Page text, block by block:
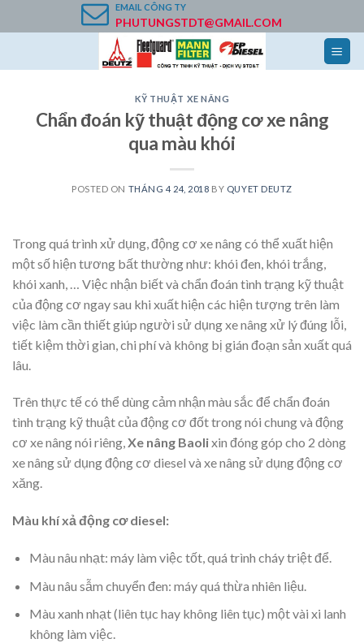
to
EMAIL CÔNG TY
PHUTUNGSTDT@GMAIL.COM
KỸ THUẬT XE NÂNG
Chẩn đoán kỹ thuật động cơ xe nâng
qua màu khói
POSTED ON THÁNG 4 24, 2018 BY QUYET DEUTZ
Trong quá trình xử dụng, động cơ xe nâng có thể xuất hiện
một số hiện tương bất thường như: khói đen, khói trắng,
khói xanh, … Việc nhận biết và chẩn đoán tình trạng kỹ thuật
của động cơ ngay sau khi xuất hiện các hiện tượng trên làm
việc làm cần thiết giúp người sử dụng xe nâng xử lý đúng lỗi,
tiết kiệm thời gian, chi phí và không bị gián đoạn sản xuất quá
lâu.
Trên thực tế có thể dùng cảm nhận màu sắc để chẩn đoán
tình trạng kỹ thuật của động cơ đốt trong nói chung và động
cơ xe nâng nói riêng,Xe nâng Baolixin đóng góp cho 2 dòng
xe nâng sử dụng động cơ diesel và xe nâng sử dụng động cơ
xăng.
Màu khí xả động cơ diesel:
Màu nâu nhạt: máy làm việc tốt, quá trình cháy triệt để.
Màu nâu sẫm chuyển đen: máy quá thừa nhiên liệu.
Màu xanh nhạt (liên tục hay không liên tục) một vài xi lanh
không làm việc.